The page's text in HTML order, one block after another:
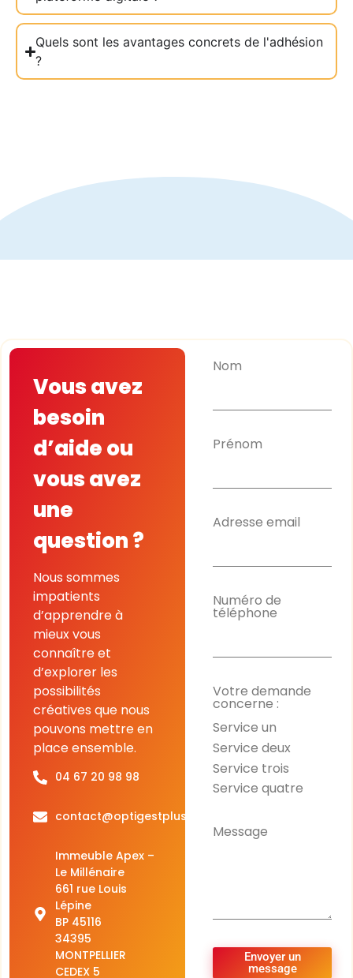
Quels sont les avantages concrets de l'adhésion
?
Vous avez
besoin
d’aide ou
vous avez
une
question ?
Nous sommes
impatients
d’apprendre à
mieux vous
connaître et
d’explorer les
possibilités
créatives que nous
pouvons mettre en
place ensemble.
04 67 20 98 98
contact@optigestplus.org
Immeuble Apex –
Le Millénaire
661 rue Louis
Lépine
BP 45116
34395
MONTPELLIER
CEDEX 5
Nom
Prénom
Adresse email
Numéro de
téléphone
Votre demande
concerne :
Service un
Service deux
Service trois
Service quatre
Message
Envoyer un
message